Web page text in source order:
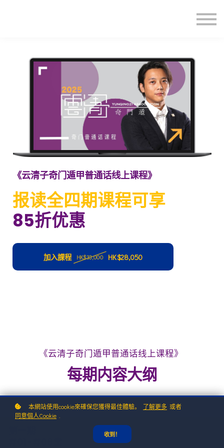
《云清子奇门遁甲普通话线上课程》
报读全四期课程可享
85折优惠
加入課程 HK$33,000 HK$28,050
《云清子奇门遁甲普通话线上课程》
每期内容大纲
本網站使用cookie來確保您獲得最佳體驗。 了解更多 或者
同意個人Cookie
收到！